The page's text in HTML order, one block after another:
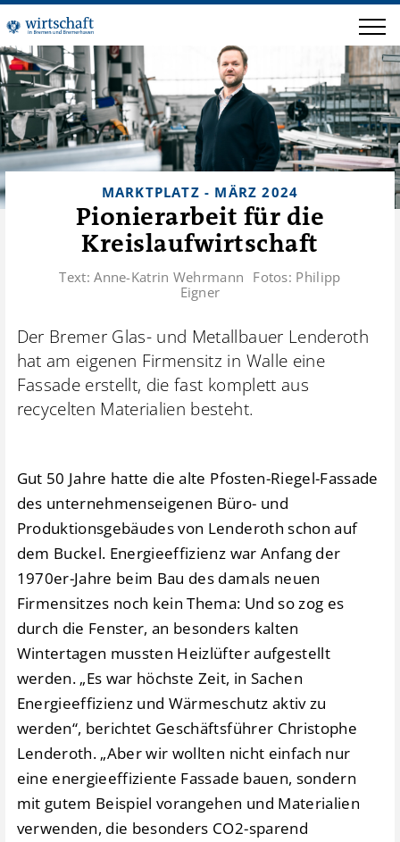
MARKTPLATZ - MÄRZ 2024
Pionierarbeit für die
Kreislaufwirtschaft
Text:Anne-Katrin Wehrmann Fotos: Philipp
Eigner
Der Bremer Glas- und Metallbauer Lenderoth
hat am eigenen Firmensitz in Walle eine
Fassade erstellt, die fast komplett aus
recycelten Materialien besteht.
Gut 50 Jahre hatte die alte Pfosten-Riegel-Fassade
des unternehmenseigenen Büro- und
Produktionsgebäudes von Lenderoth schon auf
dem Buckel. Energieeffizienz war Anfang der
1970er-Jahre beim Bau des damals neuen
Firmensitzes noch kein Thema: Und so zog es
durch die Fenster, an besonders kalten
Wintertagen mussten Heizlüfter aufgestellt
werden. „Es war höchste Zeit, in Sachen
Energieeffizienz und Wärmeschutz aktiv zu
werden“, berichtet Geschäftsführer Christophe
Lenderoth. „Aber wir wollten nicht einfach nur
eine energieeffiziente Fassade bauen, sondern
mit gutem Beispiel vorangehen und Materialien
verwenden, die besonders CO2-sparend